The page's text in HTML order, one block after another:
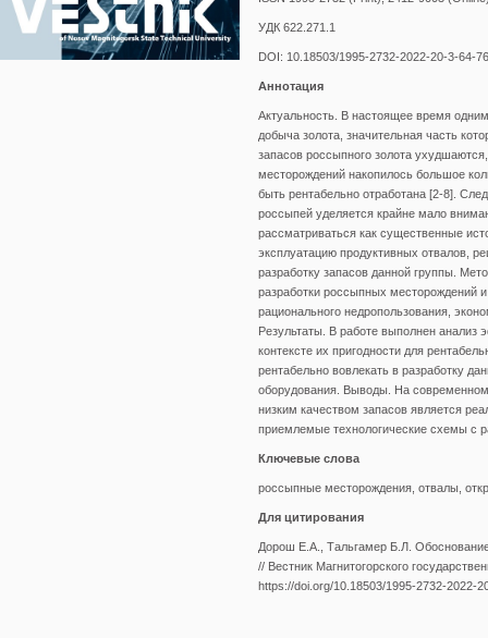
УДК 622.271.1
DOI: 10.18503/1995-2732-2022-20-3-64-76
Аннотация
Актуальность. В настоящее время
добыча золота, значительная часть
запасов россыпного золота
месторождений накопилось большое
быть рентабельно отработана [2-8].
россыпей уделяется крайне мало
рассматриваться как существенные
эксплуатацию продуктивных отвалов,
разработку запасов данной группы.
разработки россыпных месторождений
рационального недропользования,
Результаты. В работе выполнен
контексте их пригодности для
рентабельно вовлекать в разработку
оборудования. Выводы. На
низким качеством запасов является
приемлемые технологические схемы с
Ключевые слова
россыпные месторождения, отвалы,
Для цитирования
Дорош Е.А., Тальгамер Б.Л.
// Вестник Магнитогорского
https://doi.org/10.18503/1995-2732-2022-